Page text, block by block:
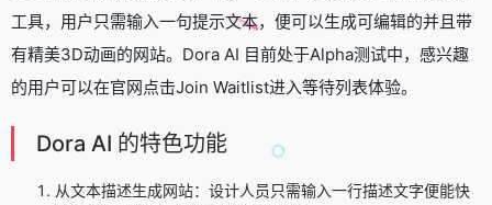
工具，用户只需输入一句提示文本，便可以生成可编辑的并且带
有精美3D动画的网站。Dora AI 目前处于Alpha测试中，感兴趣
的用户可以在官网点击Join Waitlist进入等待列表体验。
Dora AI 的特色功能
从文本描述生成网站：设计人员只需输入一行描述文字便能快